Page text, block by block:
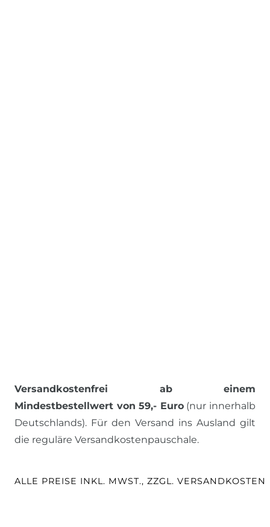
Versandkostenfrei ab einem
Mindestbestellwert von 59,- Euro(nur innerhalb
Deutschlands). Für den Versand ins Ausland gilt
die reguläre Versandkostenpauschale.
ALLE PREISE INKL. MWST., ZZGL. VERSANDKOSTEN